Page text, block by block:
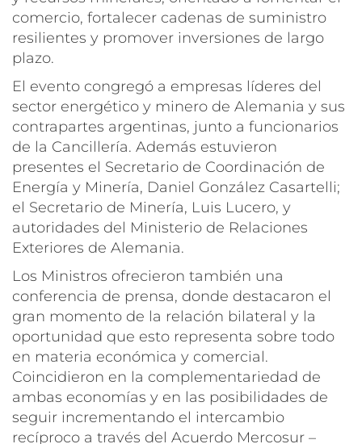
comercio, fortalecer cadenas de suministro
resilientes y promover inversiones de largo
plazo.
El evento congregó a empresas líderes del
sector energético y minero de Alemania y sus
contrapartes argentinas, junto a funcionarios
de la Cancillería. Además estuvieron
presentes el Secretario de Coordinación de
Energía y Minería, Daniel González Casartelli;
el Secretario de Minería, Luis Lucero, y
autoridades del Ministerio de Relaciones
Exteriores de Alemania.
Los Ministros ofrecieron también una
conferencia de prensa, donde destacaron el
gran momento de la relación bilateral y la
oportunidad que esto representa sobre todo
en materia económica y comercial.
Coincidieron en la complementariedad de
ambas economías y en las posibilidades de
seguir incrementando el intercambio
recíproco a través del Acuerdo Mercosur –